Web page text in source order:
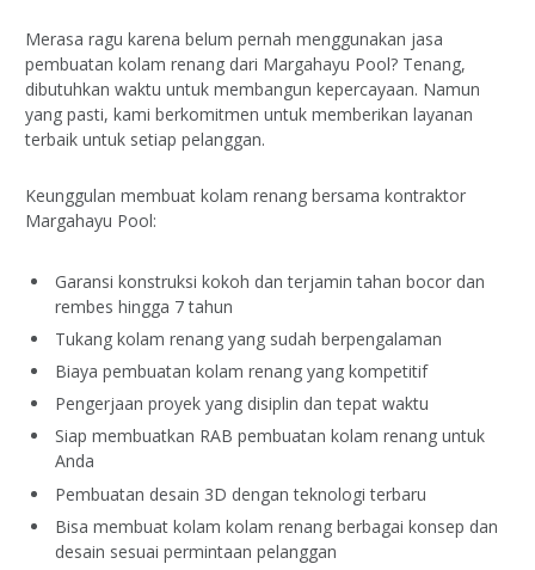
Merasa ragu karena belum pernah menggunakan jasa
pembuatan kolam renang dari Margahayu Pool? Tenang,
dibutuhkan waktu untuk membangun kepercayaan. Namun
yang pasti, kami berkomitmen untuk memberikan layanan
terbaik untuk setiap pelanggan.
Keunggulan membuat kolam renang bersama kontraktor
Margahayu Pool:
Garansi konstruksi kokoh dan terjamin tahan bocor dan
rembes hingga 7 tahun
Tukang kolam renang yang sudah berpengalaman
Biaya pembuatan kolam renang yang kompetitif
Pengerjaan proyek yang disiplin dan tepat waktu
Siap membuatkan RAB pembuatan kolam renang untuk
Anda
Pembuatan desain 3D dengan teknologi terbaru
Bisa membuat kolam kolam renang berbagai konsep dan
desain sesuai permintaan pelanggan